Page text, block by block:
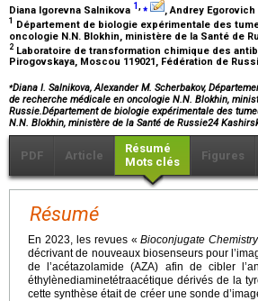
Diana Igorevna Salnikova 1,⁎ , Andrey
1 Département de biologie expérimentale des
oncologie N.N. Blokhin, ministère de la Santé de
2 Laboratoire de transformation chimique des
Pirogovskaya, Moscou 119021, Fédération de
⁎Diana I. Salnikova, Alexander M. Scherbakov,
de recherche médicale en oncologie N.N. Blokhin,
Russie.Département de biologie expérimentale des
N.N. Blokhin, ministère de la Santé de Russie24
PDF Article
Résumé
Mots clés
Figures
Résumé
En 2023, les revues «Bioconjugate Chemistry
décrivant de nouveaux biosenseurs pour
de l’acétazolamide (AZA) afin de cibler
éthylènediaminetétraacétique dérivés de la
cette synthèse était de créer une sonde